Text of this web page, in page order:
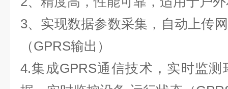
3、实现数据参数采集，自动上传
（GPRS输出）
4.集成GPRS通信技术，实时监